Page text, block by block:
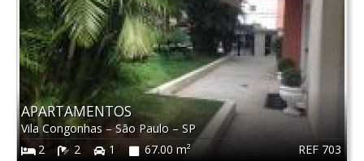
REF 703
APARTAMENTOS
Vila Congonhas –São Paulo – SP
2
2 1 67.00 m²